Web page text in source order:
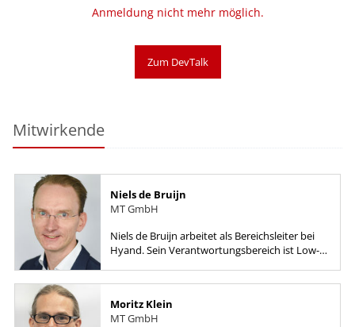
Anmeldung nicht mehr möglich.
Zum DevTalk
Mitwirkende
Niels de Bruijn
MT GmbH
Niels de Bruijn arbeitet als Bereichsleiter bei
Hyand. Sein Verantwortungsbereich ist Low-
Moritz Klein
MT GmbH